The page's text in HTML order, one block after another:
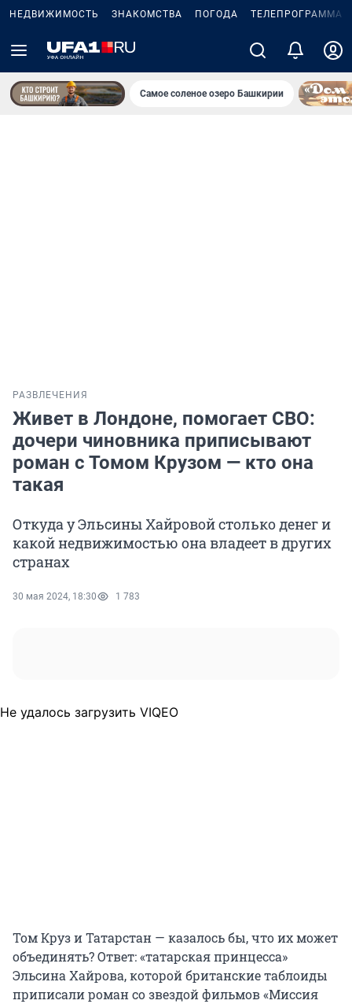
НЕДВИЖИМОСТЬ ЗНАКОМСТВА ПОГОДА ТЕЛЕПРОГРАММА
Самое соленое озеро Башкирии
РАЗВЛЕЧЕНИЯ
Живет в Лондоне, помогает СВО:
дочери чиновника приписывают
роман с Томом Крузом — кто она
такая
Откуда у Эльсины Хайровой столько денег и
какой недвижимостью она владеет в других
странах
30 мая 2024, 18:30 1 783
Не удалось загрузить VIQEO
Том Круз и Татарстан — казалось бы, что их может
объединять? Ответ: «татарская принцесса»
Эльсина Хайрова, которой британские таблоиды
приписали роман со звездой фильмов «Миссия